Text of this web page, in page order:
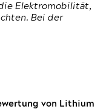
Elektromobilität,
Bei der
von Lithium